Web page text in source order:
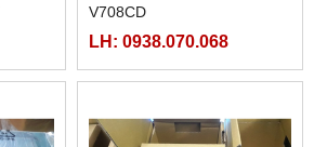
V708CD
LH: 0938.070.068